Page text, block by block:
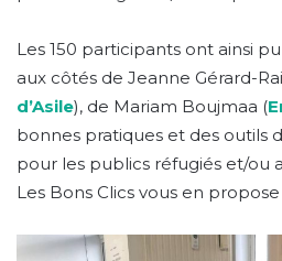
Les 150 participants ont ainsi
aux côtés de Jeanne Gérard-
d’Asile), de Mariam Boujmaa (
bonnes pratiques et des outils
pour les publics réfugiés et/ou
Les Bons Clics vous en